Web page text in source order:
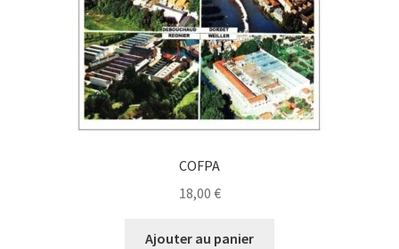
COFPA
18,00 €
Ajouter au panier